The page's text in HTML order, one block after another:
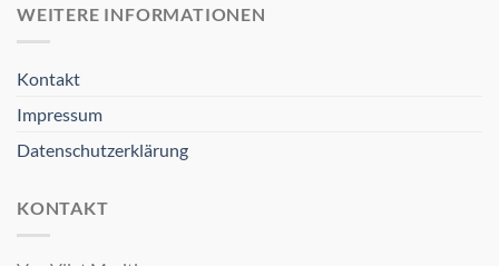
WEITERE INFORMATIONEN
Kontakt
Impressum
Datenschutzerklärung
KONTAKT